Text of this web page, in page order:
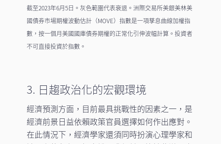
截至2023年6月5日。灰色範圍代表衰退。洲際交易所美銀美林美
國債券市場期權波動估計（MOVE）指數是一項孳息曲線加權指
數，按一個月美國國庫債券期權的正常化引伸波幅計算。投資者
不可直接投資於指數。
3. 日趨政治化的宏觀環境
經濟預測方面，目前最具挑戰性的因素之一，是
經濟前景日益依賴政策官員選擇如何作出應對。
在此情況下，經濟學家還須同時扮演心理學家和